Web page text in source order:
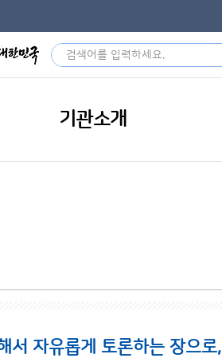
기관소개
서 자유롭게 토론하는 장으로,